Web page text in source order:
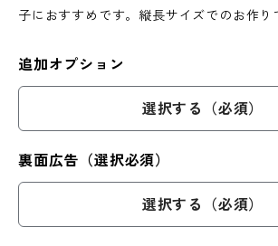
子におすすめです。縦長サイズでのお作り
追加オプション
選択する（必須）
裏面広告（選択必須）
選択する（必須）